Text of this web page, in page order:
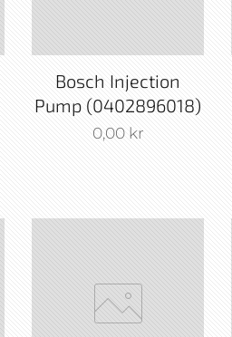
Bosch Injection
Pump (0402896018)
0,00kr